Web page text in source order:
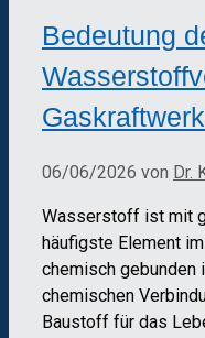
Bedeutung
06/06/2026 von Dr.
Wasserstoff ist mit
häufigste Element
chemisch gebunden
chemischen
Baustoff für das